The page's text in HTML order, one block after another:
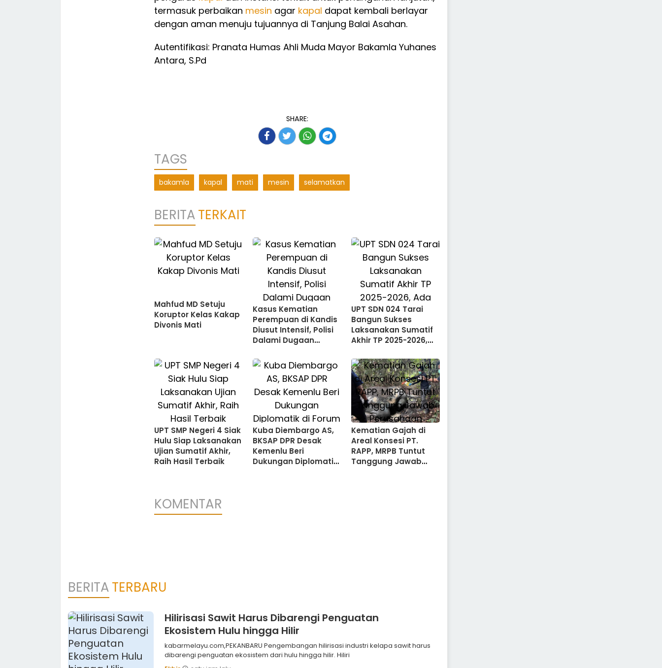
termasuk perbaikan mesin agar kapal dapat kembali berlayar
dengan aman menuju tujuannya di Tanjung Balai Asahan.
Autentifikasi: Pranata Humas Ahli Muda Mayor Bakamla Yuhanes
Antara, S.Pd
SHARE:
TAGS
bakamla kapal mati mesin selamatkan
BERITATERKAIT
Mahfud MD Setuju
Koruptor Kelas Kakap
Divonis Mati
Kasus Kematian
Perempuan di Kandis
Diusut Intensif, Polisi
Dalami Dugaan
UPT SDN 024 Tarai
Bangun Sukses
Laksanakan Sumatif
Akhir TP 2025-2026,
Istimewa bagi Siswa
Inklusi
UPT SMP Negeri 4 Siak
Hulu Siap Laksanakan
Ujian Sumatif Akhir,
Raih Hasil Terbaik
Kuba Diembargo AS,
BKSAP DPR Desak
Kemenlu Beri
Dukungan Diplomatik
Kematian Gajah di
Areal Konsesi PT.
RAPP, MRPB Tuntut
Tanggung Jawab
KOMENTAR
BERITATERBARU
Hilirisasi Sawit Harus Dibarengi Penguatan
Ekosistem Hulu hingga Hilir
kabarmelayu.com,PEKANBARU Pengembangan hilirisasi industri kelapa sawit harus
dibarengi penguatan ekosistem dari hulu hingga hilir. Hiliri